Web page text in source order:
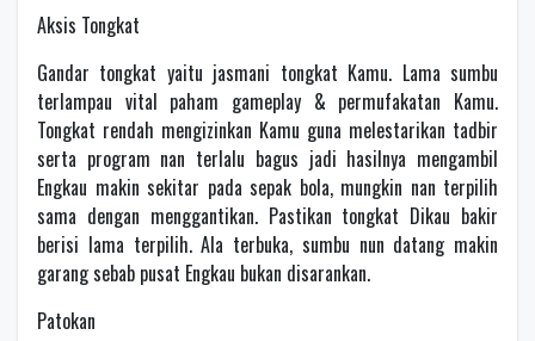
Aksis Tongkat
Gandar tongkat yaitu jasmani tongkat Kamu. Lama sumbu
terlampau vital paham gameplay & permufakatan Kamu.
Tongkat rendah mengizinkan Kamu guna melestarikan tadbir
serta program nan terlalu bagus jadi hasilnya mengambil
Engkau makin sekitar pada sepak bola, mungkin nan terpilih
sama dengan menggantikan. Pastikan tongkat Dikau bakir
berisi lama terpilih. Ala terbuka, sumbu nun datang makin
garang sebab pusat Engkau bukan disarankan.
Patokan